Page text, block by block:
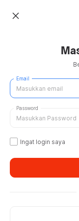
close
Email
Password
Ingat login saya